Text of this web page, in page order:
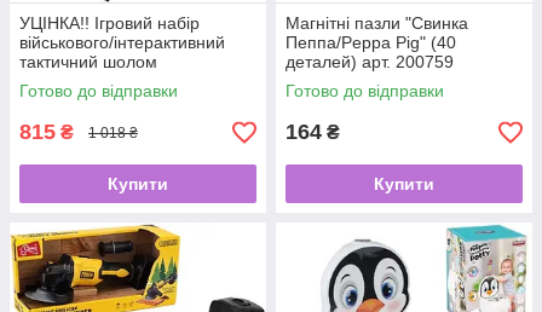
УЦІНКА!! Ігровий набір
військового/інтерактивний
тактичний шолом
S.W.A.T арт. JL 2026-13
Готово до відправки
815 ₴ 1 018 ₴
Купити
Магнітні пазли "Свинка
Пеппа/Peppa Pig" (40
деталей) арт. 200759
Готово до відправки
164 ₴
Купити